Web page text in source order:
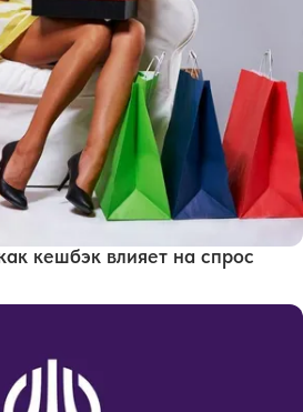
кешбэк влияет на спрос